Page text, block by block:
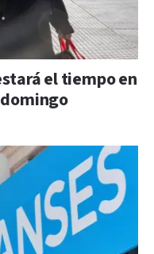
el tiempo en